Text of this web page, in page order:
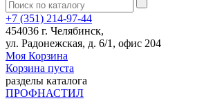
+7 (351) 214-97-44
454036 г. Челябинск,
ул. Радонежская, д. 6/1, офис 204
Моя Корзина
Корзина пуста
разделы каталога
ПРОФНАСТИЛ